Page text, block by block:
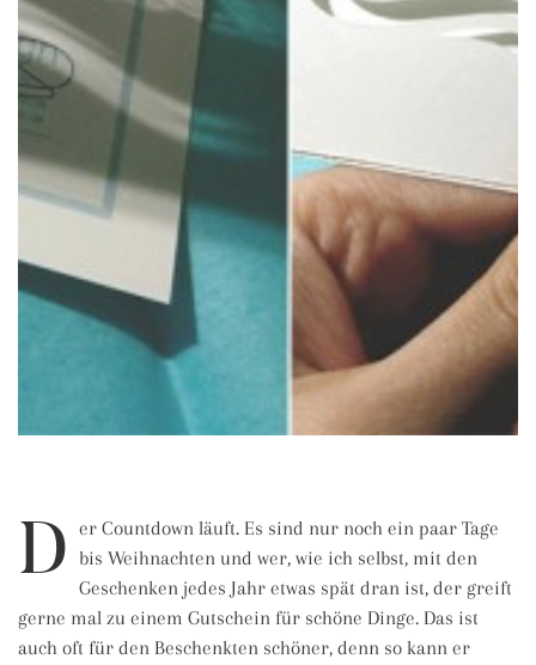
D er Countdown läuft. Es sind nur noch ein paar Tage
bis Weihnachten und wer, wie ich selbst, mit den
Geschenken jedes Jahr etwas spät dran ist, der greift
gerne mal zu einem Gutschein für schöne Dinge. Das ist
auch oft für den Beschenkten schöner, denn so kann er